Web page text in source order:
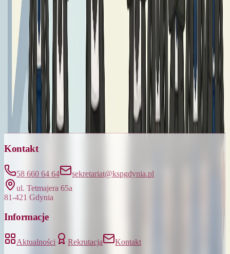
Kontakt
58 660 64 64
sekretariat@kspgdynia.pl
ul. Tetmajera 65a
81-421 Gdynia
Informacje
Aktualności Rekrutacja Kontakt